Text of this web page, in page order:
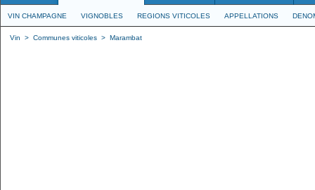
VIN CHAMPAGNE VIGNOBLES REGIONS VITICOLES APPELLATIONS
Vin > Communes viticoles > Marambat